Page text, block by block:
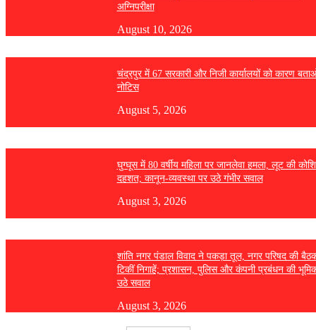
अग्निपरीक्षा
August 10, 2026
चंद्रपुर में 67 सरकारी और निजी कार्यालयों को कारण
नोटिस
August 5, 2026
घुग्घूस में 80 वर्षीय महिला पर जानलेवा हमला, लूट की
दहशत; कानून-व्यवस्था पर उठे गंभीर सवाल
August 3, 2026
शांति नगर पंडाल विवाद ने पकड़ा तूल, नगर परिषद की
टिकीं निगाहें; प्रशासन, पुलिस और कंपनी प्रबंधन की
उठे सवाल
August 3, 2026